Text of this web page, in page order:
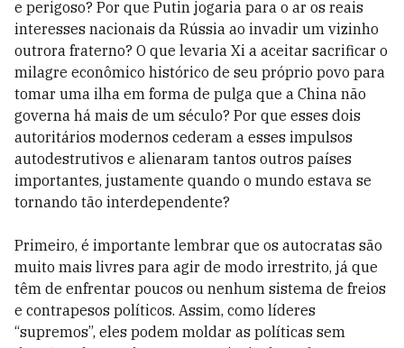
e perigoso? Por que Putin jogaria para o ar os reais
interesses nacionais da Rússia ao invadir um vizinho
outrora fraterno? O que levaria Xi a aceitar sacrificar o
milagre econômico histórico de seu próprio povo para
tomar uma ilha em forma de pulga que a China não
governa há mais de um século? Por que esses dois
autoritários modernos cederam a esses impulsos
autodestrutivos e alienaram tantos outros países
importantes, justamente quando o mundo estava se
tornando tão interdependente?
Primeiro, é importante lembrar que os autocratas são
muito mais livres para agir de modo irrestrito, já que
têm de enfrentar poucos ou nenhum sistema de freios
e contrapesos políticos. Assim, como líderes
“supremos”, eles podem moldar as políticas sem